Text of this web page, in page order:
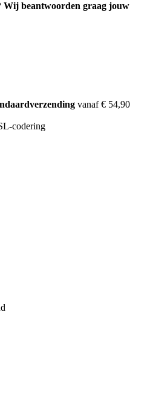
Wij beantwoorden graag jouw
vanaf € 54,90
codering